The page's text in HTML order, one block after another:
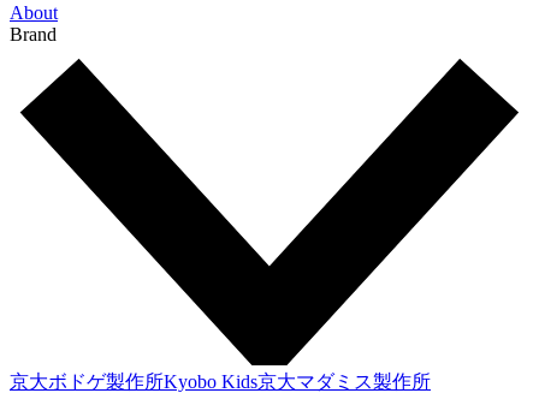
About
Brand
京大ボドゲ製作所Kyobo Kids京大マダミス製作所